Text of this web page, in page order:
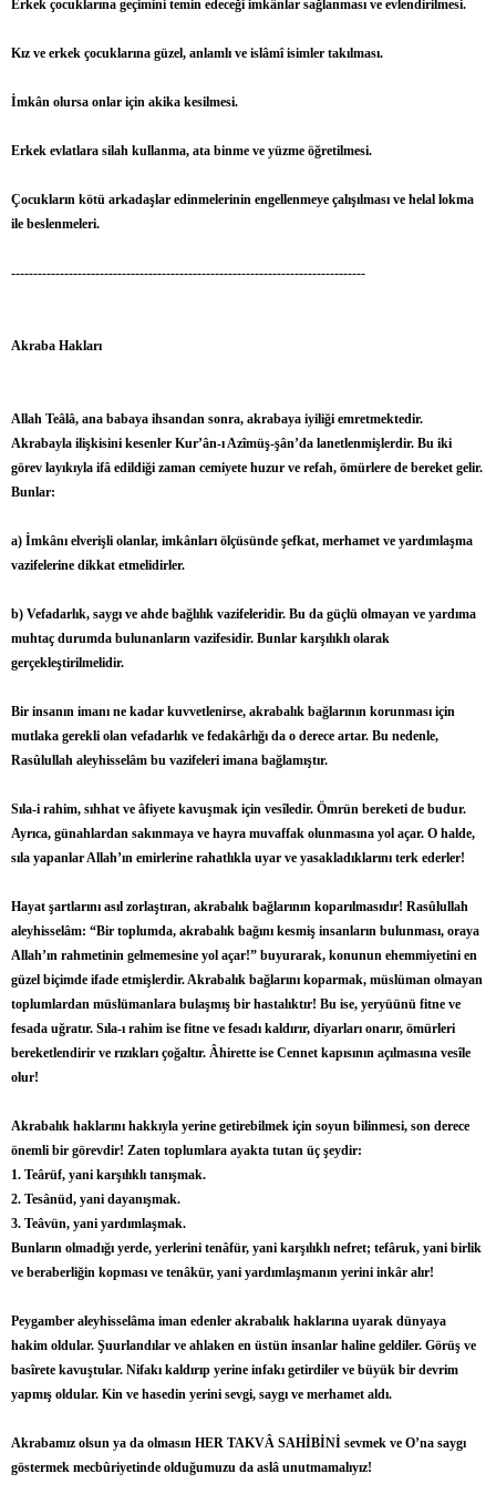
Erkek çocuklarına geçimini temin edeceği imkânlar sağlanması ve evlendirilmesi.
Kız ve erkek çocuklarına güzel, anlamlı ve islâmî isimler takılması.
İmkân olursa onlar için akika kesilmesi.
Erkek evlatlara silah kullanma, ata binme ve yüzme öğretilmesi.
Çocukların kötü arkadaşlar edinmelerinin engellenmeye çalışılması ve helal lokma
ile beslenmeleri.
--------------------------------------------------------------------------------
Akraba Hakları
Allah Teâlâ, ana babaya ihsandan sonra, akrabaya iyiliği emretmektedir.
Akrabayla ilişkisini kesenler Kur’ân-ı Azîmüş-şân’da lanetlenmişlerdir. Bu iki
görev layıkıyla ifâ edildiği zaman cemiyete huzur ve refah, ömürlere de bereket gelir.
Bunlar:
a) İmkânı elverişli olanlar, imkânları ölçüsünde şefkat, merhamet ve yardımlaşma
vazifelerine dikkat etmelidirler.
b) Vefadarlık, saygı ve ahde bağlılık vazifeleridir. Bu da güçlü olmayan ve yardıma
muhtaç durumda bulunanların vazifesidir. Bunlar karşılıklı olarak
gerçekleştirilmelidir.
Bir insanın imanı ne kadar kuvvetlenirse, akrabalık bağlarının korunması için
mutlaka gerekli olan vefadarlık ve fedakârlığı da o derece artar. Bu nedenle,
Rasûlullah aleyhisselâm bu vazifeleri imana bağlamıştır.
Sıla-i rahim, sıhhat ve âfiyete kavuşmak için vesîledir. Ömrün bereketi de budur.
Ayrıca, günahlardan sakınmaya ve hayra muvaffak olunmasına yol açar. O halde,
sıla yapanlar Allah’ın emirlerine rahatlıkla uyar ve yasakladıklarını terk ederler!
Hayat şartlarını asıl zorlaştıran, akrabalık bağlarının koparılmasıdır! Rasûlullah
aleyhisselâm: “Bir toplumda, akrabalık bağını kesmiş insanların bulunması, oraya
Allah’ın rahmetinin gelmemesine yol açar!” buyurarak, konunun ehemmiyetini en
güzel biçimde ifade etmişlerdir. Akrabalık bağlarını koparmak, müslüman olmayan
toplumlardan müslümanlara bulaşmış bir hastalıktır! Bu ise, yeryüünü fitne ve
fesada uğratır. Sıla-ı rahim ise fitne ve fesadı kaldırır, diyarları onarır, ömürleri
bereketlendirir ve rızıkları çoğaltır. Âhirette ise Cennet kapısının açılmasına vesîle
olur!
Akrabalık haklarını hakkıyla yerine getirebilmek için soyun bilinmesi, son derece
önemli bir görevdir! Zaten toplumlara ayakta tutan üç şeydir:
1. Teârüf, yani karşılıklı tanışmak.
2. Tesânüd, yani dayanışmak.
3. Teâvün, yani yardımlaşmak.
Bunların olmadığı yerde, yerlerini tenâfür, yani karşılıklı nefret; tefâruk, yani birlik
ve beraberliğin kopması ve tenâkür, yani yardımlaşmanın yerini inkâr alır!
Peygamber aleyhisselâma iman edenler akrabalık haklarına uyarak dünyaya
hakim oldular. Şuurlandılar ve ahlaken en üstün insanlar haline geldiler. Görüş ve
basîrete kavuştular. Nifakı kaldırıp yerine infakı getirdiler ve büyük bir devrim
yapmış oldular. Kin ve hasedin yerini sevgi, saygı ve merhamet aldı.
Akrabamız olsun ya da olmasın HER TAKVÂ SAHİBİNİ sevmek ve O’na saygı
göstermek mecbûriyetinde olduğumuzu da aslâ unutmamalıyız!